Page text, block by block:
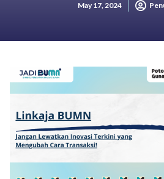
May 17, 2024